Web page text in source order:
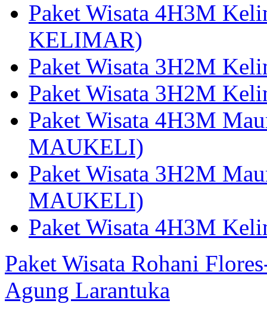
Paket Wisata 4H3M
KELIMAR)
Paket Wisata 3H2M
Paket Wisata 3H2M
Paket Wisata 4H3M
MAUKELI)
Paket Wisata 3H2M
MAUKELI)
Paket Wisata 4H3M
Paket Wisata Rohani
Agung Larantuka